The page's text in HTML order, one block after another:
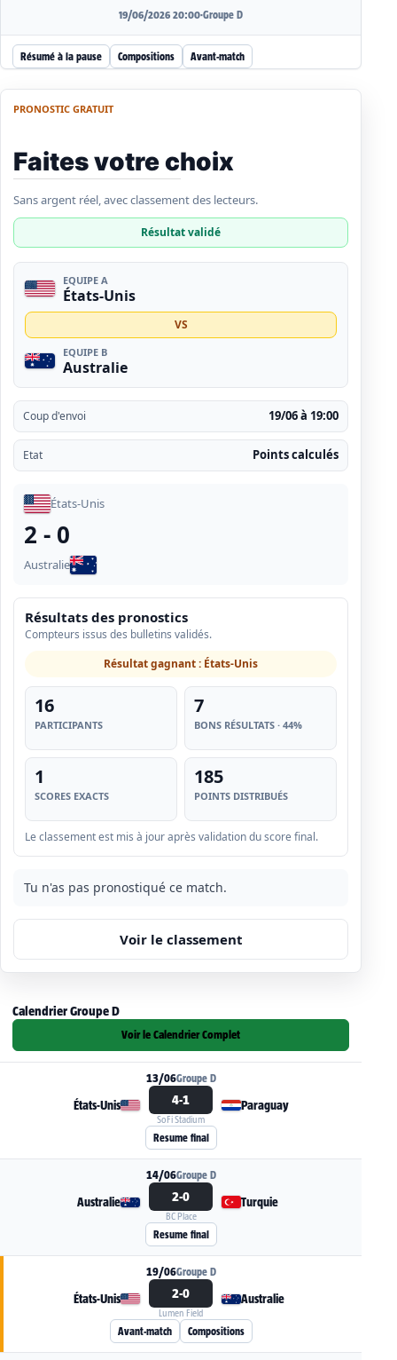
19/06/2026 20:00·Groupe D
Résumé à la pause Compositions Avant-match
PRONOSTIC GRATUIT
Faites votre choix
Sans argent réel, avec classement des lecteurs.
Résultat validé
EQUIPE A
États-Unis
VS
EQUIPE B
Australie
Coup d'envoi 19/06 à 19:00
Etat Points calculés
États-Unis
2 - 0
Australie
Résultats des pronostics
Compteurs issus des bulletins validés.
Résultat gagnant : États-Unis
16
PARTICIPANTS
7
BONS RÉSULTATS · 44%
1
SCORES EXACTS
185
POINTS DISTRIBUÉS
Le classement est mis à jour après validation du score final.
Tu n'as pas pronostiqué ce match.
Voir le classement
Calendrier Groupe D
Voir le Calendrier Complet
Voir la fiche du match États-Unis - Paraguay
13/06Groupe D
États-Unis 4-1
SoFi Stadium
Paraguay
Resume final
Voir la fiche du match Australie - Turquie
14/06Groupe D
Australie 2-0
BC Place
Turquie
Resume final
Voir la fiche du match États-Unis - Australie
19/06Groupe D
États-Unis 2-0
Lumen Field
Australie
Avant-match Compositions